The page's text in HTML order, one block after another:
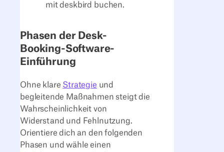
mit deskbird buchen.
Phasen der Desk-
Booking-Software-
Einführung
Ohne klare Strategie und
begleitende Maßnahmen steigt die
Wahrscheinlichkeit von
Widerstand und Fehlnutzung.
Orientiere dich an den folgenden
Phasen und wähle einen